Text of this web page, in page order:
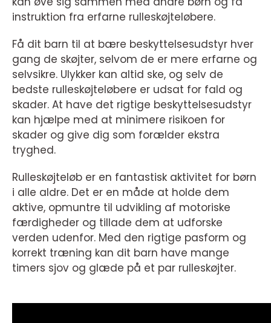
instruktion fra erfarne rulleskøjteløbere.
Få dit barn til at bære beskyttelsesudstyr hver
gang de skøjter, selvom de er mere erfarne og
selvsikre. Ulykker kan altid ske, og selv de
bedste rulleskøjteløbere er udsat for fald og
skader. At have det rigtige beskyttelsesudstyr
kan hjælpe med at minimere risikoen for
skader og give dig som forælder ekstra
tryghed.
Rulleskøjteløb er en fantastisk aktivitet for børn
i alle aldre. Det er en måde at holde dem
aktive, opmuntre til udvikling af motoriske
færdigheder og tillade dem at udforske
verden udenfor. Med den rigtige pasform og
korrekt træning kan dit barn have mange
timers sjov og glæde på et par rulleskøjter.